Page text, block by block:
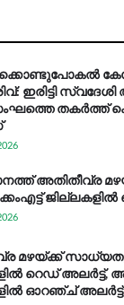
ഇരിട്ടി
തകർത്ത്
അ​തി​തീ​വ്ര
മഴയ്ക്ക്
റെഡ്
ഓറഞ്ച് അലർട്ട്